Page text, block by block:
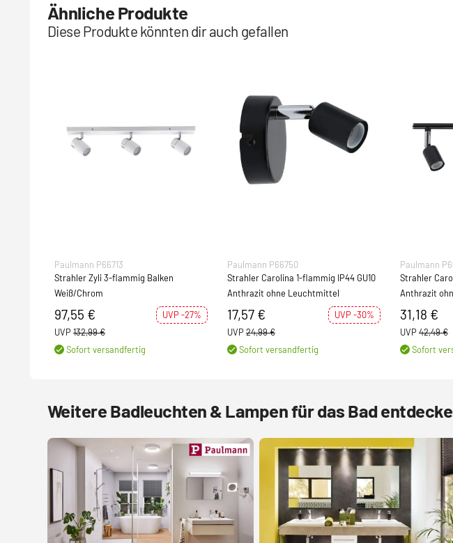
Ähnliche Produkte
Diese Produkte könnten dir auch gefallen
Paulmann P66713
Strahler Zyli 3-flammig Balken
Weiß/Chrom
97,55 €
UVP -27%
UVP 132,99 €
Sofort versandfertig
Paulmann P66750
Strahler Carolina 1-flammig IP44 GU10
Anthrazit ohne Leuchtmittel
17,57 €
UVP -30%
UVP 24,99 €
Sofort versandfertig
Paulmann
Strahler
Anthrazit
31,18 €
UVP 42,49 €
Sofort
Weitere Badleuchten & Lampen für das Bad